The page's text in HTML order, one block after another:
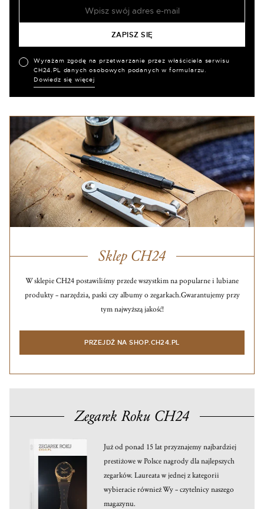
Wyrażam zgodę na przetwarzanie przez właściciela serwisu
CH24.PL danych osobowych podanych w formularzu.
Dowiedz się więcej
Sklep CH24
W sklepie CH24 postawiliśmy przede wszystkim na popularne i lubiane
produkty – narzędzia, paski czy albumy o zegarkach.Gwarantujemy przy
tym najwyższą jakość!
PRZEJDŹ NA SHOP.CH24.PL
Zegarek Roku CH24
Już od ponad 15 lat przyznajemy najbardziej
prestiżowe w Polsce nagrody dla najlepszych
zegarków. Laureata w jednej z kategorii
wybieracie również Wy – czytelnicy naszego
magazynu.